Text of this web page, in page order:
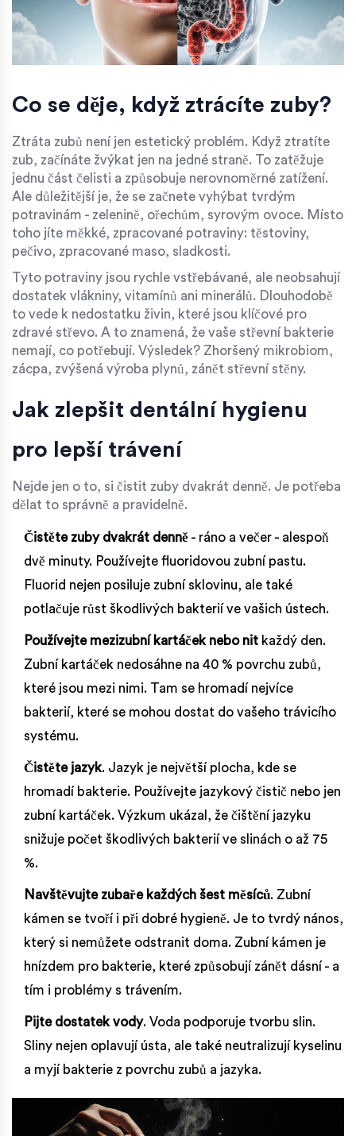
Co se děje, když ztrácíte zuby?
Ztráta zubů není jen estetický problém. Když ztratíte
zub, začínáte žvýkat jen na jedné straně. To zatěžuje
jednu část čelisti a způsobuje nerovnoměrné zatížení.
Ale důležitější je, že se začnete vyhýbat tvrdým
potravinám - zelenině, ořechům, syrovým ovoce. Místo
toho jíte měkké, zpracované potraviny: těstoviny,
pečivo, zpracované maso, sladkosti.
Tyto potraviny jsou rychle vstřebávané, ale neobsahují
dostatek vlákniny, vitamínů ani minerálů. Dlouhodobě
to vede k nedostatku živin, které jsou klíčové pro
zdravé střevo. A to znamená, že vaše střevní bakterie
nemají, co potřebují. Výsledek? Zhoršený mikrobiom,
zácpa, zvýšená výroba plynů, zánět střevní stěny.
Jak zlepšit dentální hygienu
pro lepší trávení
Nejde jen o to, si čistit zuby dvakrát denně. Je potřeba
dělat to správně a pravidelně.
Čistěte zuby dvakrát denně - ráno a večer - alespoň
dvě minuty. Používejte fluoridovou zubní pastu.
Fluorid nejen posiluje zubní sklovinu, ale také
potlačuje růst škodlivých bakterií ve vašich ústech.
Používejte mezizubní kartáček nebo nit každý den.
Zubní kartáček nedosáhne na 40 % povrchu zubů,
které jsou mezi nimi. Tam se hromadí nejvíce
bakterií, které se mohou dostat do vašeho trávicího
systému.
Čistěte jazyk. Jazyk je největší plocha, kde se
hromadí bakterie. Používejte jazykový čistič nebo jen
zubní kartáček. Výzkum ukázal, že čištění jazyku
snižuje počet škodlivých bakterií ve slinách o až 75
%.
Navštěvujte zubaře každých šest měsíců. Zubní
kámen se tvoří i při dobré hygieně. Je to tvrdý nános,
který si nemůžete odstranit doma. Zubní kámen je
hnízdem pro bakterie, které způsobují zánět dásní - a
tím i problémy s trávením.
Pijte dostatek vody. Voda podporuje tvorbu slin.
Sliny nejen oplavují ústa, ale také neutralizují kyselinu
a myjí bakterie z povrchu zubů a jazyka.